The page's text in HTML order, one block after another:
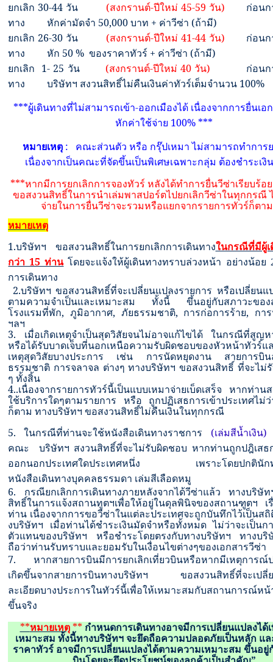
ยกเลิก 30-44 วัน (สงกรานต์-ปีใหม่ 45-59 วัน) ก่อนกา
ทาง
หักค่ามัดจำ 50,000บาท + ค่าวีซ่า (ถ้ามี)
ยกเลิก 26-30 วัน (สงกรานต์-ปีใหม่ 41-44 วัน) ก่อนกา
ทาง หัก 50 % ของราคาทัวร์ + ค่าวีซ่า (ถ้ามี)
ยกเลิก 1- 25 วัน (สงกรานต์-ปีใหม่40 วัน) ก่อนกา
ทาง
บริษัทฯ สงวนสิทธิ์ไม่คืนเงินค่าทัวร์เต็มจำนวน 100%
***ผู้เดินทางที่ไม่สามารถเข้า-ออกเมืองได้ เนื่องจากการยื่นเ
หักค่าใช้จ่าย 100% ***
หมายเหตุ :
คณะส่วนตัว หรือ กรุ๊ปเหมา ไม่สามารถทำการ
เนื่องจากเป็นคณะที่จัดขึ้นเป็นพิเศษเฉพาะกลุ่ม ต้องชำระเงิ
***หากมีการยกเลิกการจองทัวร์ หลังได้ทำการยื่นวีซ่าเรียบร้อ
ขอสงวนสิทธิ์ในการนำเล่มพาสปอร์ตไปยกเลิกวีซ่าในทุกกรณี
จ่ายในการยื่นวีซ่าจะรวมหรือแยกจากรายการทัวร์ก็ตา
หมายเหตุ
1.บริษัทฯ ขอสงวนสิทธิ์ในการยกเลิกการเดินทางในกรณีที่มีผู้
กว่า 15 ท่านโดยจะแจ้งให้ผู้เดินทางทราบล่วงหน้า อย่างน้อย
การเดินทาง
2.บริษัทฯ ขอสงวนสิทธิ์ที่จะเปลี่ยนแปลงรายการ หรือเปลี่ยนแ
ตามความจำเป็นและเหมาะสม ทั้งนี้ ขึ้นอยู่กับสภาวะของ
โรงแรมที่พัก, ภูมิอากาศ, ภัยธรรมชาติ, การก่อการร้าย, กา
ฯลฯ
3. เมื่อเกิดเหตุจำเป็นสุดวิสัยจนไม่อาจแก้ไขได้ ในกรณีที่สูญ
หรือได้รับบาดเจ็บที่นอกเหนือความรับผิดชอบของหัวหน้าทัวร์แ
เหตุสุดวิสัยบางประการ เช่น การนัดหยุดงาน สายการ
ธรรมชาติ การจลาจล ต่างๆ ทางบริษัทฯ ขอสงวนสิทธิ์ ที่จะไม่
ๆ ทั้งสิ้น
4..เนื่องจากรายการทัวร์นี้เป็นแบบเหมาจ่ายเบ็ดเสร็จ หากท่าน
ใช้บริการใดๆตามรายการ หรือ ถูกปฏิเสธการเข้าประเทศไม่
ก็ตาม ทางบริษัทฯ ขอสงวนสิทธิ์ไม่คืนเงินในทุกกรณี
5.ในกรณีที่ท่านจะใช้หนังสือเดินทางราชการ (เล่มสีน้ำเงิน)
คณะ บริษัทฯ สงวนสิทธิ์ที่จะไม่รับผิดชอบ หากท่านถูกปฎิเสธ
ออกนอกประเทศใดประเทศหนึ่ง เพราะโดยปกตินักท่
หนังสือเดินทางบุคคลธรรมดา เล่มสีเลือดหมู
6. กรณียกเลิกการเดินทางภายหลังจากได้วีซ่าแล้ว ทางบริษั
สิทธิ์ในการแจ้งสถานทูตฯเพื่อให้อยู่ในดุลพินิจของสถานฑูตฯ เ
ท่าน เนื่องจากการขอวีซ่าในแต่ละประเทศจะถูกบันทึกไว้เป็นส
งบริษัทฯ เมื่อท่านได้ชำระเงินมัดจำหรือทั้งหมด ไม่ว่าจะเป็นก
ตัวแทนของบริษัทฯ หรือชำระโดยตรงกับทางบริษัทฯ ทางบ
ถือว่าท่านรับทราบและยอมรับในเงื่อนไขต่างๆของเอกสารวีซ่า
7. หากสายการบินมีการยกเลิกเที่ยวบินหรือหากมีเหตุการณ์
เกิดขึ้นจากสายการบินทางบริษัทฯ ขอสงวนสิทธิ์ที่จะเปลี่ย
ละเอียดบางประการในทัวร์นี้เพื่อให้เหมาะสมกับสถานการณ์หน้
ขึ้นจริง
**หมายเหตุ ** กำหนดการเดินทางอาจมีการเปลี่ยนแปลงได้
เหมาะสม ทั้งนี้ทางบริษัทฯ จะยึดถือความปลอดภัยเป็นหลัก แล
ราคาทัวร์ อาจมีการเปลี่ยนแปลงได้ตามความเหมาะสม ขึ้นอยู่